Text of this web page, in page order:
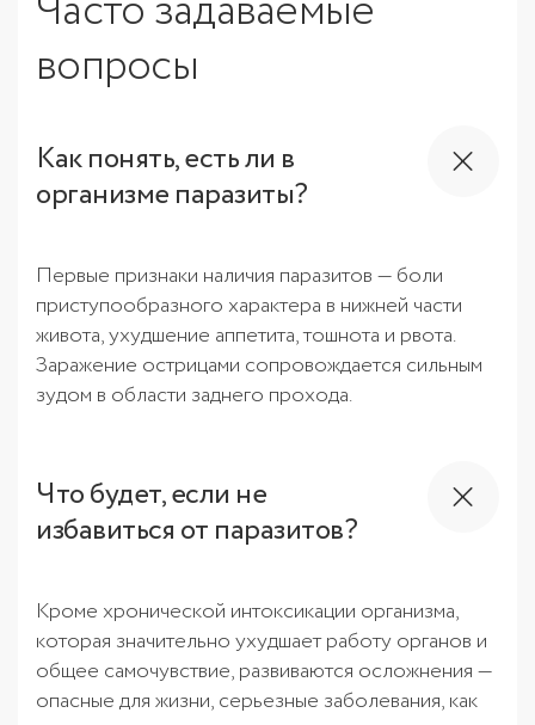
вопросы
Как понять, есть ли в
организме паразиты?
Первые признаки наличия паразитов — боли
приступообразного характера в нижней части
живота, ухудшение аппетита, тошнота и рвота.
Заражение острицами сопровождается сильным
зудом в области заднего прохода.
Что будет, если не
избавиться от паразитов?
Кроме хронической интоксикации организма,
которая значительно ухудшает работу органов и
общее самочувствие, развиваются осложнения —
опасные для жизни, серьезные заболевания, как